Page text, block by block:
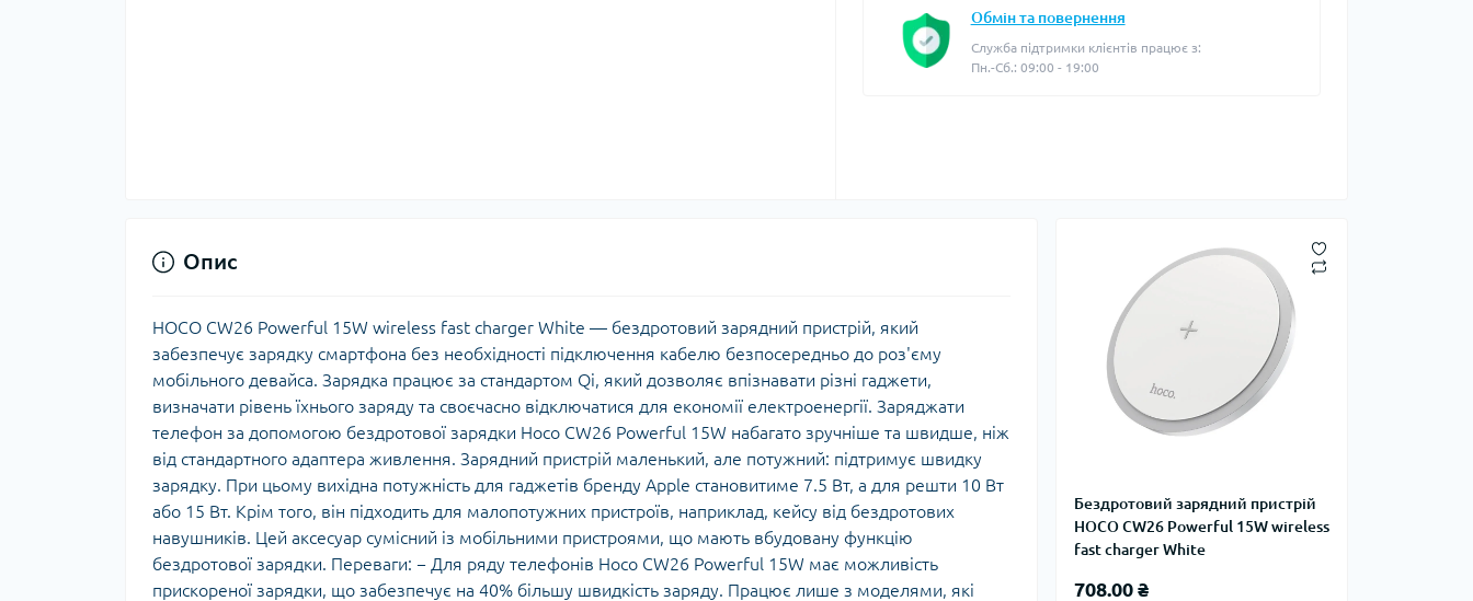
Обмін та повернення
Служба підтримки клієнтів працює з:
Пн.-Сб.: 09:00 - 19:00
Бездротовий зарядний пристрій
HOCO CW26 Powerful 15W wireless
fast charger White
708.00 ₴
Опис
HOCO CW26 Powerful 15W wireless fast charger White — бездротовий зарядний пристрій, який
забезпечує зарядку смартфона без необхідності підключення кабелю безпосередньо до роз'єму
мобільного девайса. Зарядка працює за стандартом Qi, який дозволяє впізнавати різні гаджети,
визначати рівень їхнього заряду та своєчасно відключатися для економії електроенергії. Заряджати
телефон за допомогою бездротової зарядки Hoco CW26 Powerful 15W набагато зручніше та швидше, ніж
від стандартного адаптера живлення. Зарядний пристрій маленький, але потужний: підтримує швидку
зарядку. При цьому вихідна потужність для гаджетів бренду Apple становитиме 7.5 Вт, а для решти 10 Вт
або 15 Вт. Крім того, він підходить для малопотужних пристроїв, наприклад, кейсу від бездротових
навушників. Цей аксесуар сумісний із мобільними пристроями, що мають вбудовану функцію
бездротової зарядки. Переваги: − Для ряду телефонів Hoco CW26 Powerful 15W має можливість
прискореної зарядки, що забезпечує на 40% більшу швидкість заряду. Працює лише з моделями, які